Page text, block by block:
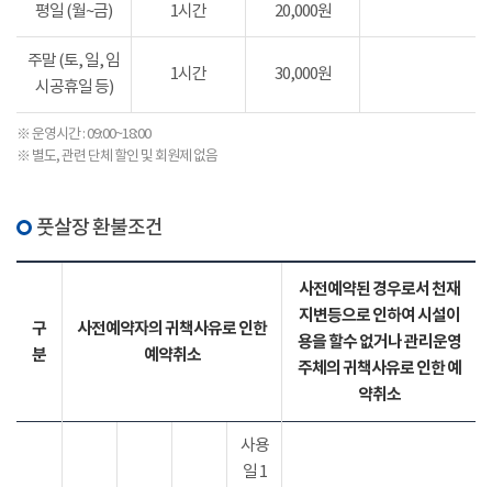
평일 (월~금) 1시간 20,000원
주말 (토, 일, 임
시공휴일 등)
1시간 30,000원
※ 운영시간 : 09:00~18:00
※ 별도, 관련 단체 할인 및 회원제 없음
풋살장 환불조건
구
분
사전예약자의 귀책사유로 인한
예약취소
사전예약된 경우로서 천재
지변등으로 인하여 시설이
용을 할수 없거나 관리운영
주체의 귀책사유로 인한 예
약취소
사용
일 1